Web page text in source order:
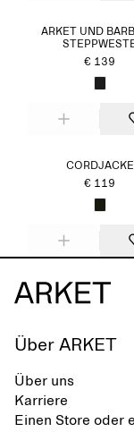
ARKET UND
€ 139
CORDJACKE
€ 119
Über ARKET
Über uns
Karriere
Einen Store oder